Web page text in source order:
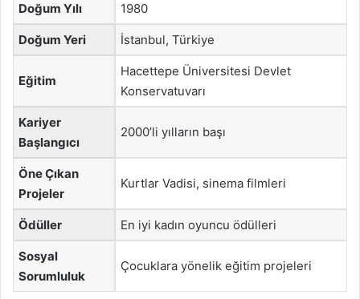
Doğum Yılı 1980
Doğum Yeri İstanbul, Türkiye
Eğitim
Hacettepe Üniversitesi Devlet
Konservatuvarı
Kariyer
Başlangıcı
2000’li yılların başı
Öne Çıkan
Projeler
Kurtlar Vadisi, sinema filmleri
Ödüller En iyi kadın oyuncu ödülleri
Sosyal
Sorumluluk
Çocuklara yönelik eğitim projeleri